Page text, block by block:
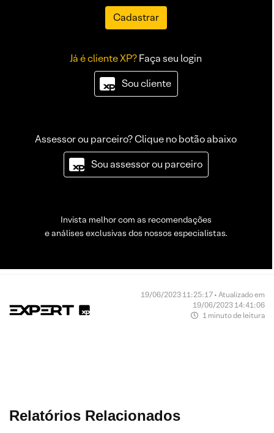
Cadastrar
Já é cliente XP?Faça seu login
Sou cliente
Assessor ou parceiro? Clique no botão abaixo
Sou assessor ou parceiro
Invista melhor com as recomendações
e análises exclusivas dos nossos especialistas.
19/06/2023 11:25:17 • Atualizado em
19/06/2023 14:41:06
1 minuto de leitura
Relatórios Relacionados